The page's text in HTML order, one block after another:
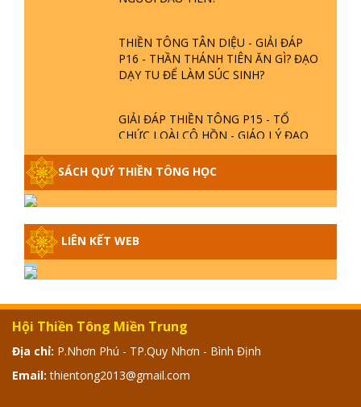
THIỀN TÔNG TÂN DIỆU - GIẢI ĐÁP
P16 - THẦN THÁNH TIÊN ĂN GÌ? ĐẠO
DẠY TU ĐỂ LÀM SÚC SINH?
GIẢI ĐÁP THIỀN TÔNG P15 - TỔ
CHỨC LOÀI CÔ HỒN - GIÁO LÝ ĐẠO
GIẢI ĐÁP THIỀN TÔNG ĐẶC BIỆT -
P14 - NGUỒN GỐC ÂM LỊCH DƯƠNG
LỊCH - TẦNG BÌNH LƯU LỚN ĐẾN
ĐÂU
P13 - CON NGƯỜI TU THÀNH PHẬT
GIẢ | TTTD
P12 - SỰ THẬT VỀ ĐẠI HỒNG THỦY?
TRỜI ĐÁNH THÁNH ĐÂM THẦN VẶN
SÁCH QUÝ THIỀN TÔNG HỌC
LIÊN KẾT WEB
Hội Thiền Tông Miền Trung
Địa chỉ: P.Nhơn Phú - TP.Quy Nhơn - Bình Định
Email: thientong2013@gmail.com